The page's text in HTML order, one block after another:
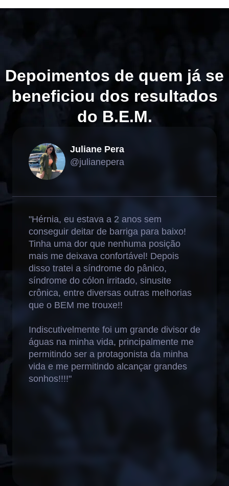
Depoimentos de quem já se
beneficiou dos resultados
do B.E.M.
Juliane Pera
@julianepera
"Hérnia, eu estava a 2 anos sem
conseguir deitar de barriga para baixo!
Tinha uma dor que nenhuma posição
mais me deixava confortável! Depois
disso tratei a síndrome do pânico,
síndrome do cólon irritado, sinusite
crônica, entre diversas outras melhorias
que o BEM me trouxe!!
Indiscutivelmente foi um grande divisor de
águas na minha vida, principalmente me
permitindo ser a protagonista da minha
vida e me permitindo alcançar grandes
sonhos!!!!"